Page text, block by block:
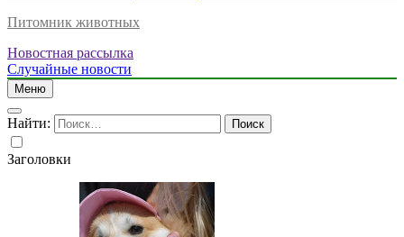
Питомник животных
Новостная рассылка
Случайные новости
Меню
Найти:
Заголовки